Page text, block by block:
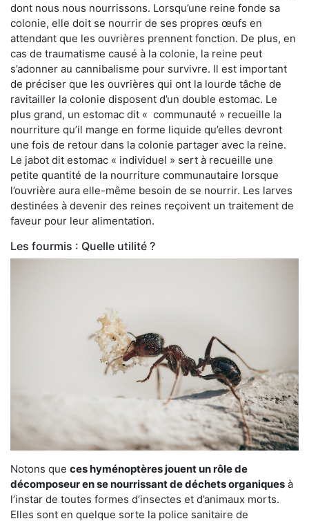
dont nous nous nourrissons. Lorsqu’une reine fonde sa
colonie, elle doit se nourrir de ses propres œufs en
attendant que les ouvrières prennent fonction. De plus, en
cas de traumatisme causé à la colonie, la reine peut
s’adonner au cannibalisme pour survivre. Il est important
de préciser que les ouvrières qui ont la lourde tâche de
ravitailler la colonie disposent d’un double estomac. Le
plus grand, un estomac dit « communauté » recueille la
nourriture qu’il mange en forme liquide qu’elles devront
une fois de retour dans la colonie partager avec la reine.
Le jabot dit estomac « individuel » sert à recueille une
petite quantité de la nourriture communautaire lorsque
l’ouvrière aura elle-même besoin de se nourrir. Les larves
destinées à devenir des reines reçoivent un traitement de
faveur pour leur alimentation.
Les fourmis : Quelle utilité ?
Notons que ces hyménoptères jouent un rôle de
décomposeur en se nourrissant de déchets organiques à
l’instar de toutes formes d’insectes et d’animaux morts.
Elles sont en quelque sorte la police sanitaire de